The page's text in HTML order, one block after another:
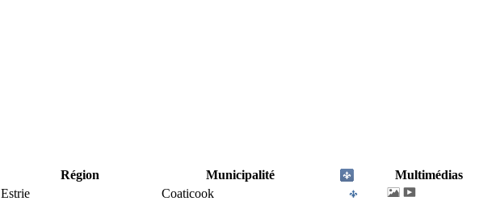
Région Municipalité
Multimédias
Estrie
Coaticook